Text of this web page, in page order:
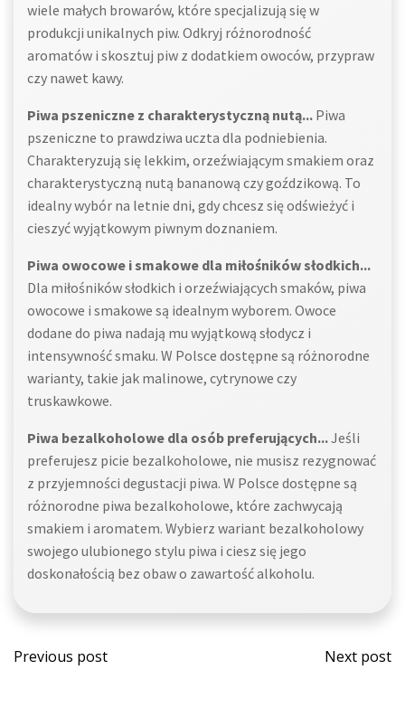
wiele małych browarów, które specjalizują się w
produkcji unikalnych piw. Odkryj różnorodność
aromatów i skosztuj piw z dodatkiem owoców, przypraw
czy nawet kawy.
Piwa pszeniczne z charakterystyczną nutą... Piwa
pszeniczne to prawdziwa uczta dla podniebienia.
Charakteryzują się lekkim, orzeźwiającym smakiem oraz
charakterystyczną nutą bananową czy goździkową. To
idealny wybór na letnie dni, gdy chcesz się odświeżyć i
cieszyć wyjątkowym piwnym doznaniem.
Piwa owocowe i smakowe dla miłośników słodkich...
Dla miłośników słodkich i orzeźwiających smaków, piwa
owocowe i smakowe są idealnym wyborem. Owoce
dodane do piwa nadają mu wyjątkową słodycz i
intensywność smaku. W Polsce dostępne są różnorodne
warianty, takie jak malinowe, cytrynowe czy
truskawkowe.
Piwa bezalkoholowe dla osób preferujących...Jeśli
preferujesz picie bezalkoholowe, nie musisz rezygnować
z przyjemności degustacji piwa. W Polsce dostępne są
różnorodne piwa bezalkoholowe, które zachwycają
smakiem i aromatem. Wybierz wariant bezalkoholowy
swojego ulubionego stylu piwa i ciesz się jego
doskonałością bez obaw o zawartość alkoholu.
Post
Previous post
Post
Next post